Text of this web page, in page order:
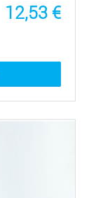
12,53 €